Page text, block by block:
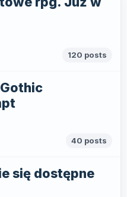
120 posts
40 posts
się dostępne